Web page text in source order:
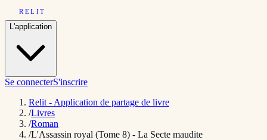
RELIT
L'application
Se connecterS'inscrire
Relit - Application de partage de livre
/Livres
/Roman
/L'Assassin royal (Tome 8) - La Secte maudite